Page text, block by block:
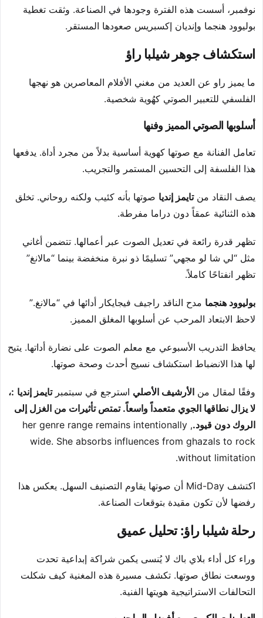
نوفمبر، أسست هذه الفترة وجودها في الصناعة. وثقت تغطية
بوليوود هنجما وإنديان إكسبريس صعودها المستقر.
استكشاف جوهر شيلبا راؤ
ما يميز راو عن العديد من مغني الأفلام المعاصرين هو نهجها
الفلسفي للتعبير الصوتي كهُوية شخصية.
أسلوبها الصوتي المميز وفنها
تعامل الفنانة مع صوتها كهوية أساسية بدلاً من مجرد أداة. يدفعها
هذا الفلسفة إلى التحسين المستمر والتجريب.
يصف النقاد منتايمز إنديا صوتها بأنه كئيب ولكنه روحاني. تخلق
هذه الثنائية عمقاً دون دراما مفرطة.
تظهر قدرة رائعة في تعديل الصوت عبر أعمالها. تتضمن أغاني
مثل “لي شا لو مجهي” تسليمًا ذو نبرة منخفضة بينما “مالانغ”
تظهر انفتاحًا كاملاً.
بوليوود هنجما مدح الناقد راجيف فيجايكار أدائها في “مالانغ.”
لاحظ الابتعاد المرحب عن أسلوبها المغلق المميز.
يحافظ التدريب الأسبوعي مع معلم الصوت على نضارة أداتها. يتيح
لها هذا الانضباط استكشاف نسيج أحدث وصحة صوتها.
وفقًا لمقال من الأرشيف الأصلي استرجع في سبتمبرتايمز إنديا :،
لا يزال نطاقها الجوي متعمداً واسعاً. تمتص تأثيرات من الغزل إلى
الروك دون قيود. , her genre range remains intentionally
wide. She absorbs influences from ghazals to rock
without limitation.
اكتشف Mid-Day أن صوتها يقاوم التصنيف السهل. يعكس هذا
رفضها لأن تكون مقيدة بتوقعات الصناعة.
رحلة شيلبا راؤ: تحليل عميق
وراء كل أداء بلاي باك لا يُنسى يكمن شراكة إبداعية تحدت
ووسعت نطاق صوتها. تكشف مسيرة هذه المغنية كيف شكلت
التحالفات الاستراتيجية هويتها الفنية.